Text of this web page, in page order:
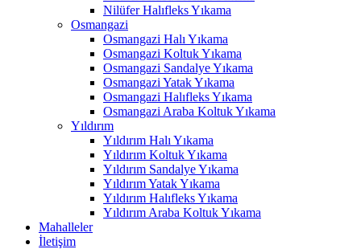
panel
Nilüfer Halıfleks Yıkama
Osmangazi
Osmangazi Halı Yıkama
Osmangazi Koltuk Yıkama
Osmangazi Sandalye Yıkama
Osmangazi Yatak Yıkama
Osmangazi Halıfleks Yıkama
Osmangazi Araba Koltuk Yıkama
Yıldırım
Yıldırım Halı Yıkama
Yıldırım Koltuk Yıkama
Yıldırım Sandalye Yıkama
Yıldırım Yatak Yıkama
Yıldırım Halıfleks Yıkama
Yıldırım Araba Koltuk Yıkama
Mahalleler
İletişim